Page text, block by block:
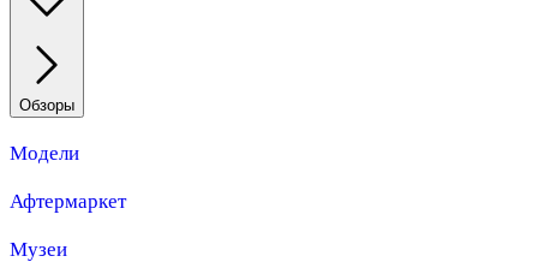
Обзоры
Модели
Афтермаркет
Музеи